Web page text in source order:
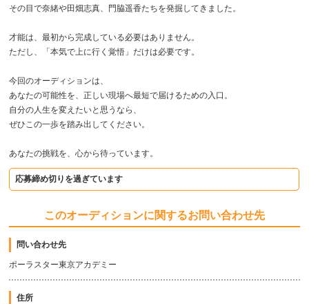
その目で奈緒や田畑志真、門脇遥香たちを発掘してきました。
才能は、最初から完成している必要はありません。
ただし、「本気で上に行く覚悟」だけは必要です。
今回のオーディションは、
あなたの可能性を、正しい現場へ最短で届けるための入口。
自分の人生を変えたいと思うなら、
ぜひこの一歩を踏み出してください。
あなたの挑戦を、心から待っています。
応募締め切りを過ぎています
このオーディションに関するお問い合わせ先
問い合わせ先
ポーラスター東京アカデミー
住所